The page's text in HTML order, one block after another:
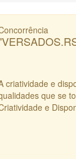
criatividade e
que se
e